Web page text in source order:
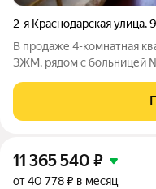
2-я Краснодарская улица,
В продаже 4-комнатная
ЗЖМ, рядом с больницей
изолированные, санузел
простое, жилое. Рядом
11 365 540 ₽
от 40 778 ₽ в месяц